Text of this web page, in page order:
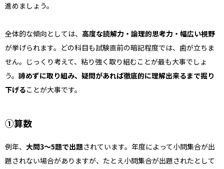
進めましょう。
全体的な傾向としては、 高度な読解力・論理的思考力・幅広い視野
が挙げられます。どの科目も試験直前の暗記程度では、歯が立ちま
せん。じっくり考えて、粘り強く取り組むことが最も大事でしょ
う。 諦めずに取り組み、疑問があれば徹底的に理解出来るまで掘り
下げることが大事です。
①算数
例年、 大問3〜5題で出題されています。年度によって小問集合が出
題されない場合がありますが、たとえ小問集合が出題されたとして